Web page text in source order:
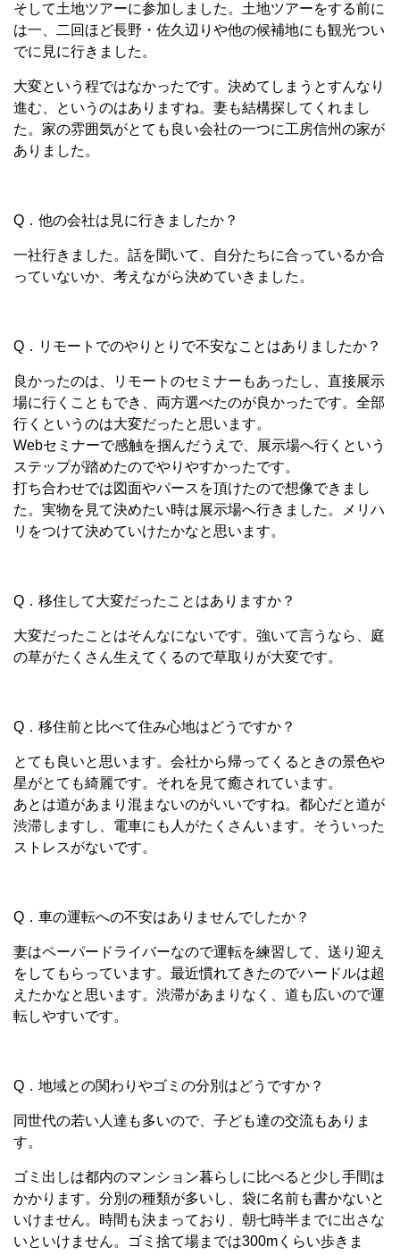
そして土地ツアーに参加しました。土地ツアーをする前に
は一、二回ほど長野・佐久辺りや他の候補地にも観光つい
でに見に行きました。
大変という程ではなかったです。決めてしまうとすんなり
進む、というのはありますね。妻も結構探してくれまし
た。家の雰囲気がとても良い会社の一つに工房信州の家が
ありました。
Q．他の会社は見に行きましたか？
一社行きました。話を聞いて、自分たちに合っているか合
っていないか、考えながら決めていきました。
Q．リモートでのやりとりで不安なことはありましたか？
良かったのは、リモートのセミナーもあったし、直接展示
場に行くこともでき、両方選べたのが良かったです。全部
行くというのは大変だったと思います。
Webセミナーで感触を掴んだうえで、展示場へ行くという
ステップが踏めたのでやりやすかったです。
打ち合わせでは図面やパースを頂けたので想像できまし
た。実物を見て決めたい時は展示場へ行きました。メリハ
リをつけて決めていけたかなと思います。
Q．移住して大変だったことはありますか？
大変だったことはそんなにないです。強いて言うなら、庭
の草がたくさん生えてくるので草取りが大変です。
Q．移住前と比べて住み心地はどうですか？
とても良いと思います。会社から帰ってくるときの景色や
星がとても綺麗です。それを見て癒されています。
あとは道があまり混まないのがいいですね。都心だと道が
渋滞しますし、電車にも人がたくさんいます。そういった
ストレスがないです。
Q．車の運転への不安はありませんでしたか？
妻はペーパードライバーなので運転を練習して、送り迎え
をしてもらっています。最近慣れてきたのでハードルは超
えたかなと思います。渋滞があまりなく、道も広いので運
転しやすいです。
Q．地域との関わりやゴミの分別はどうですか？
同世代の若い人達も多いので、子ども達の交流もありま
す。
ゴミ出しは都内のマンション暮らしに比べると少し手間は
かかります。分別の種類が多いし、袋に名前も書かないと
いけません。時間も決まっており、朝七時半までに出さな
いといけません。ゴミ捨て場までは300mくらい歩きま